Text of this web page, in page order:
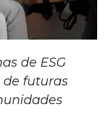
de ESG
de futuras